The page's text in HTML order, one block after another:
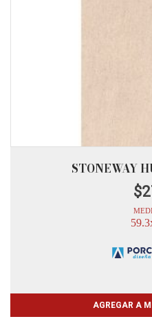
STONEWAY
$
AGREGAR A